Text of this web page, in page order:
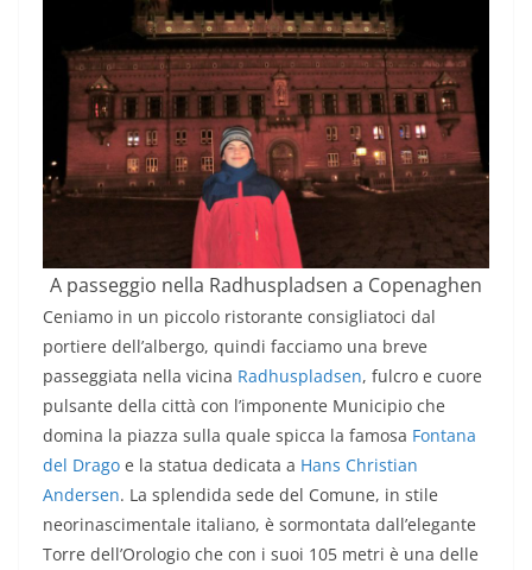
A passeggio nella Radhuspladsen a Copenaghen
Ceniamo in un piccolo ristorante consigliatoci dal
portiere dell’albergo, quindi facciamo una breve
passeggiata nella vicina Radhuspladsen, fulcro e cuore
pulsante della città con l’imponente Municipio che
domina la piazza sulla quale spicca la famosa Fontana
del Drago e la statua dedicata a Hans Christian
Andersen. La splendida sede del Comune, in stile
neorinascimentale italiano, è sormontata dall’elegante
Torre dell’Orologio che con i suoi 105 metri è una delle